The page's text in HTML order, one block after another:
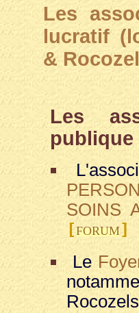
Les
lucratif
&
Les
publique
SOINS
[FORUM]
Le